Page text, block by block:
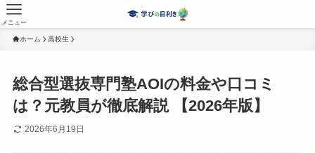
メニュー
ホーム 高校生
総合型選抜専門塾AOIの料金や口コミ
は？元教員が徹底解説 【2026年版】
2026年6月19日